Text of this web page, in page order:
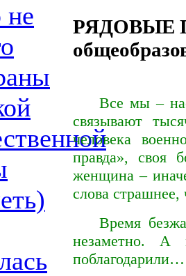
не
РЯДОВЫЕ
Все мы –
связывают
человека
правда», своя
женщина –
слова
Время
незаметно.
поблагодарили…